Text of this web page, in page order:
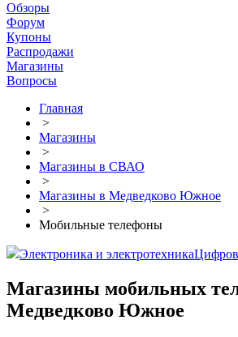
Обзоры
Форум
Купоны
Распродажи
Магазины
Вопросы
Главная
>
Магазины
>
Магазины в СВАО
>
Магазины в Медведково Южное
>
Мобильные телефоны
Электроника и электротехника
Магазины мобильных
Медведково Южное